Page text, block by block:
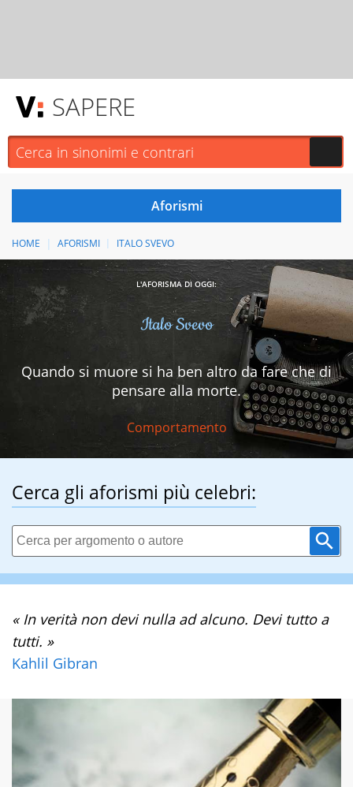
SAPERE
HOME AFORISMI ITALO SVEVO
L'AFORISMA DI OGGI:
Italo Svevo
Quando si muore si ha ben altro da fare che di
pensare alla morte.
Comportamento
Cerca gli aforismi più celebri:
« In verità non devi nulla ad alcuno. Devi tutto a
tutti. »
Kahlil Gibran